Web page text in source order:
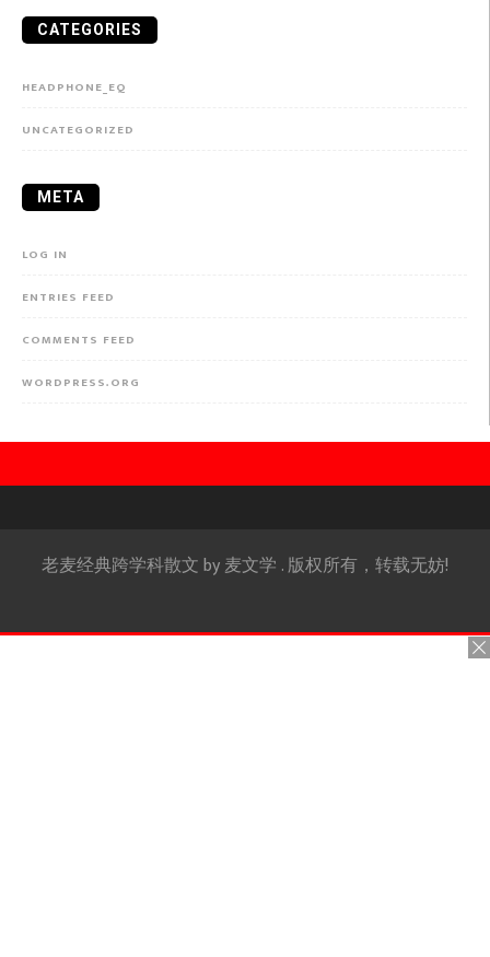
CATEGORIES
HEADPHONE_EQ
UNCATEGORIZED
META
LOG IN
ENTRIES FEED
COMMENTS FEED
WORDPRESS.ORG
老麦经典跨学科散文 by麦文学 . 版权所有，转载无妨!